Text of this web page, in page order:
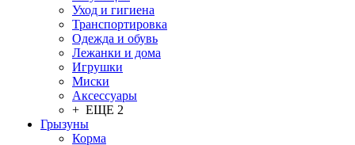
Уход и гигиена
Транспортировка
Одежда и обувь
Лежанки и дома
Игрушки
Миски
Аксессуары
+ ЕЩЕ 2
Грызуны
Корма